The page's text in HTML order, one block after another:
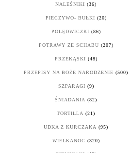
NALEŚNIKI (36)
PIECZYWO- BUŁKI (20)
POLĘDWICZKI (86)
POTRAWY ZE SCHABU (207)
PRZEKĄSKI (48)
PRZEPISY NA BOŻE NARODZENIE (500)
SZPARAGI (9)
ŚNIADANIA (82)
TORTILLA (21)
UDKA Z KURCZAKA (95)
WIELKANOC (320)